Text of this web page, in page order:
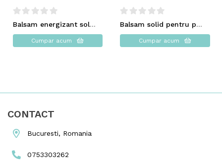
Balsam energizant solid - INSIGHT
Cumpar acum
Balsam solid pentru par uscat - INSIGHT
Cumpar acum
CONTACT
Bucuresti, Romania
0753303262